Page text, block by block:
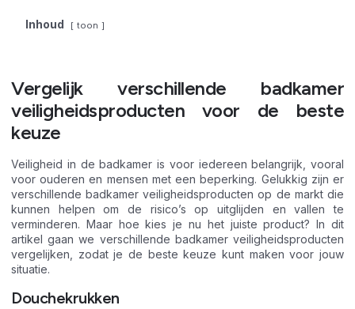
Inhoud toon
Vergelijk verschillende badkamer
veiligheidsproducten voor de beste
keuze
Veiligheid in de badkamer is voor iedereen belangrijk, vooral
voor ouderen en mensen met een beperking. Gelukkig zijn er
verschillende badkamer veiligheidsproducten op de markt die
kunnen helpen om de risico’s op uitglijden en vallen te
verminderen. Maar hoe kies je nu het juiste product? In dit
artikel gaan we verschillende badkamer veiligheidsproducten
vergelijken, zodat je de beste keuze kunt maken voor jouw
situatie.
Douchekrukken